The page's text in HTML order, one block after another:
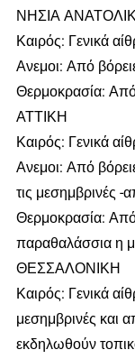
ΝΗΣΙΑ
Καιρός: Γενικά
Ανεμοι: Από
Θερμοκρασία:
ΑΤΤΙΚΗ
Καιρός: Γενικά
Ανεμοι: Από
τις μεσημβρινές -
Θερμοκρασία:
παραθαλάσσια η
ΘΕΣΣΑΛΟΝΙΚΗ
Καιρός: Γενικά
μεσημβρινές και
εκδηλωθούν